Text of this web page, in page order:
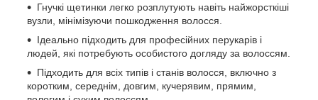
Гнучкі щетинки легко розплутують навіть найжорсткіші
вузли, мінімізуючи пошкодження волосся.
Ідеально підходить для професійних перукарів і
людей, які потребують особистого догляду за волоссям.
Підходить для всіх типів і станів волосся, включно з
коротким, середнім, довгим, кучерявим, прямим,